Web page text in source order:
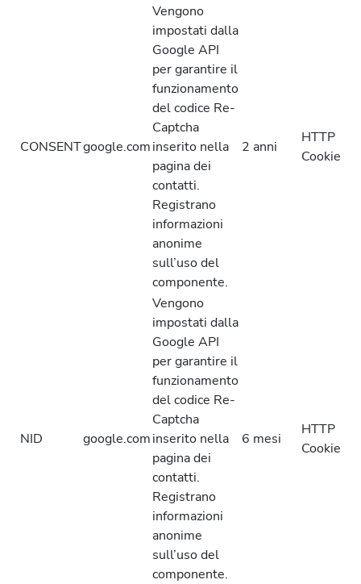
CONSENTgoogle.com
Vengono
impostati dalla
Google API
per garantire il
funzionamento
del codice Re-
Captcha
inserito nella
pagina dei
contatti.
Registrano
informazioni
anonime
sull’uso del
componente.
2 anni
HTTP
Cookie
NID google.com
Vengono
impostati dalla
Google API
per garantire il
funzionamento
del codice Re-
Captcha
inserito nella
pagina dei
contatti.
Registrano
informazioni
anonime
sull’uso del
componente.
6 mesi
HTTP
Cookie